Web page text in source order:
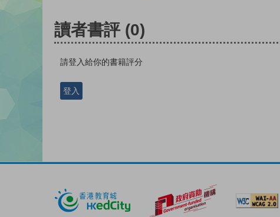
讀者書評 (0)
請登入給你的書籍評分
登入